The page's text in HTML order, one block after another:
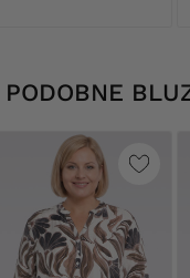
PODOBNE